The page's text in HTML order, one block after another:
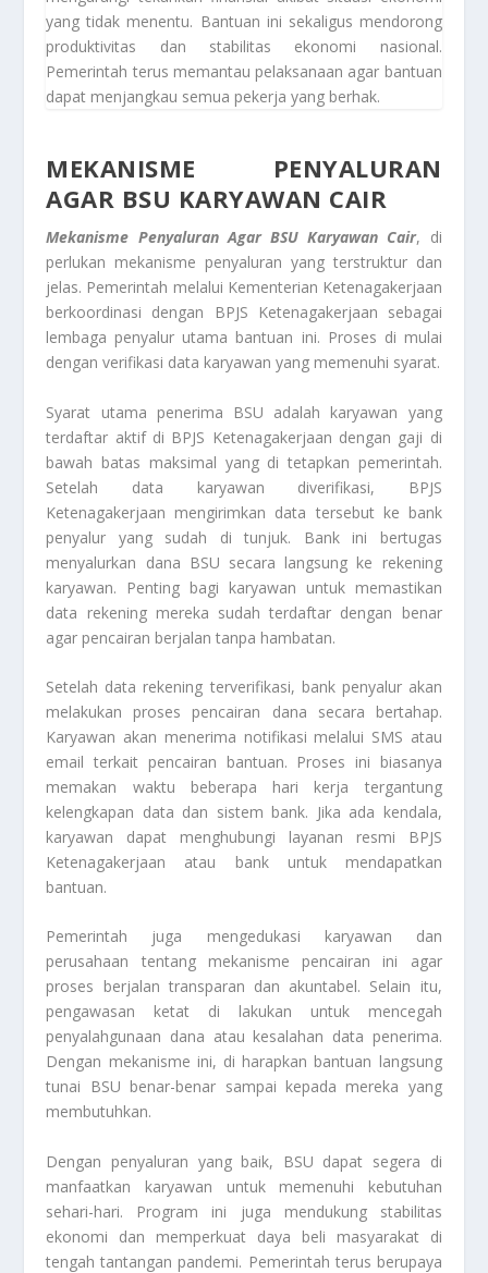
yang tidak menentu. Bantuan ini sekaligus mendorong
produktivitas dan stabilitas ekonomi nasional.
Pemerintah terus memantau pelaksanaan agar bantuan
dapat menjangkau semua pekerja yang berhak.
MEKANISME PENYALURAN
AGAR BSU KARYAWAN CAIR
Mekanisme Penyaluran Agar BSU Karyawan Cair, di
perlukan mekanisme penyaluran yang terstruktur dan
jelas. Pemerintah melalui Kementerian Ketenagakerjaan
berkoordinasi dengan BPJS Ketenagakerjaan sebagai
lembaga penyalur utama bantuan ini. Proses di mulai
dengan verifikasi data karyawan yang memenuhi syarat.
Syarat utama penerima BSU adalah karyawan yang
terdaftar aktif di BPJS Ketenagakerjaan dengan gaji di
bawah batas maksimal yang di tetapkan pemerintah.
Setelah data karyawan diverifikasi, BPJS
Ketenagakerjaan mengirimkan data tersebut ke bank
penyalur yang sudah di tunjuk. Bank ini bertugas
menyalurkan dana BSU secara langsung ke rekening
karyawan. Penting bagi karyawan untuk memastikan
data rekening mereka sudah terdaftar dengan benar
agar pencairan berjalan tanpa hambatan.
Setelah data rekening terverifikasi, bank penyalur akan
melakukan proses pencairan dana secara bertahap.
Karyawan akan menerima notifikasi melalui SMS atau
email terkait pencairan bantuan. Proses ini biasanya
memakan waktu beberapa hari kerja tergantung
kelengkapan data dan sistem bank. Jika ada kendala,
karyawan dapat menghubungi layanan resmi BPJS
Ketenagakerjaan atau bank untuk mendapatkan
bantuan.
Pemerintah juga mengedukasi karyawan dan
perusahaan tentang mekanisme pencairan ini agar
proses berjalan transparan dan akuntabel. Selain itu,
pengawasan ketat di lakukan untuk mencegah
penyalahgunaan dana atau kesalahan data penerima.
Dengan mekanisme ini, di harapkan bantuan langsung
tunai BSU benar-benar sampai kepada mereka yang
membutuhkan.
Dengan penyaluran yang baik, BSU dapat segera di
manfaatkan karyawan untuk memenuhi kebutuhan
sehari-hari. Program ini juga mendukung stabilitas
ekonomi dan memperkuat daya beli masyarakat di
tengah tantangan pandemi. Pemerintah terus berupaya